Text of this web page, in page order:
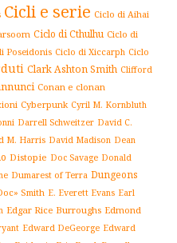
Cicli e serie Ciclo di Aihai
Ciclo di Cthulhu Ciclo di
Poseidonis Ciclo di Xiccarph Ciclo
Clark Ashton Smith Clifford
Conan e clonan
Cyberpunk Cyril M. Kornbluth
Darrell Schweitzer David C.
M. Harris David Madison Dean
Distopie Doc Savage Donald
Dumarest of Terra Dungeons
Smith E. Everett Evans Earl
Edgar Rice Burroughs Edmond
Edward DeGeorge Edward